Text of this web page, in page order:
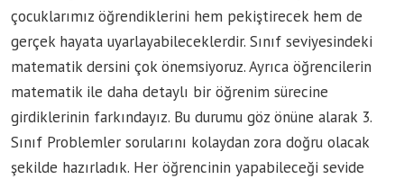
çocuklarımız öğrendiklerini hem pekiştirecek hem de
gerçek hayata uyarlayabileceklerdir. Sınıf seviyesindeki
matematik dersini çok önemsiyoruz. Ayrıca öğrencilerin
matematik ile daha detaylı bir öğrenim sürecine
girdiklerinin farkındayız. Bu durumu göz önüne alarak 3.
Sınıf Problemler sorularını kolaydan zora doğru olacak
şekilde hazırladık. Her öğrencinin yapabileceği sevide